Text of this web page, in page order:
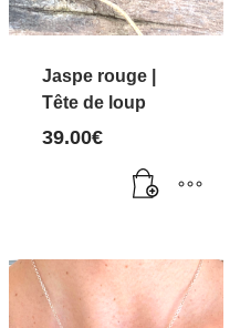
Jaspe rouge |
Tête de loup
39.00€